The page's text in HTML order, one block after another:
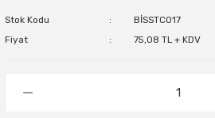
Stok Kodu
BİSSTC017
Fiyat
75,08 TL + KDV